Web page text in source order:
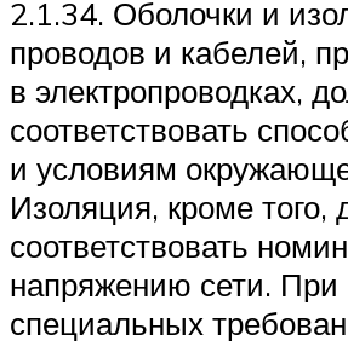
2.1.34. Оболочки и
проводов и кабелей,
в электропроводках,
соответствовать
и условиям
Изоляция, кроме того,
соответствовать
напряжению сети. При
специальных